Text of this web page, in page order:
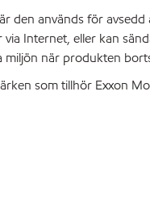
den används för
Internet, eller kan
miljön när produkten
som tillhör Exxon